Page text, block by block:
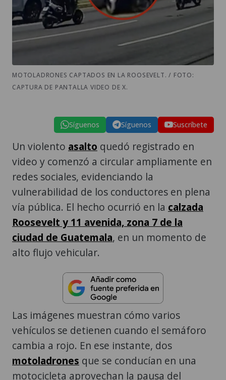
MOTOLADRONES CAPTADOS EN LA ROOSEVELT. / FOTO:
CAPTURA DE PANTALLA VIDEO DE X.
Síguenos Síguenos Suscríbete
Un violento asalto quedó registrado en
video y comenzó a circular ampliamente en
redes sociales, evidenciando la
vulnerabilidad de los conductores en plena
vía pública. El hecho ocurrió en la calzada
Roosevelt y 11 avenida, zona 7 de la
ciudad de Guatemala, en un momento de
alto flujo vehicular.
Las imágenes muestran cómo varios
vehículos se detienen cuando el semáforo
cambia a rojo. En ese instante, dos
motoladrones que se conducían en una
motocicleta aprovechan la pausa del